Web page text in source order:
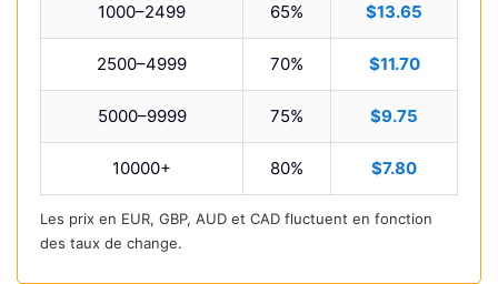
1000–2499 65% $13.65
2500–4999 70% $11.70
5000–9999 75% $9.75
10000+ 80% $7.80
Les prix en EUR, GBP, AUD et CAD fluctuent en fonction
des taux de change.